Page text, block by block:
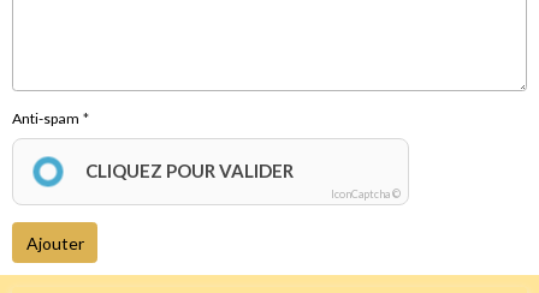
Anti-spam
CLIQUEZ POUR VALIDER
IconCaptcha ©
Ajouter